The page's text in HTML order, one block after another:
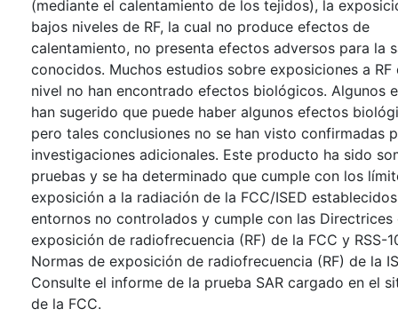
(mediante el calentamiento de los tejidos), la
bajos niveles de RF, la cual no produce efectos de
calentamiento, no presenta efectos adversos para la
conocidos. Muchos estudios sobre exposiciones a RF
nivel no han encontrado efectos biológicos. Algunos
han sugerido que puede haber algunos efectos
pero tales conclusiones no se han visto confirmadas
investigaciones adicionales. Este producto ha sido
pruebas y se ha determinado que cumple con los
exposición a la radiación de la FCC/ISED
entornos no controlados y cumple con las Directrices
exposición de radiofrecuencia (RF) de la FCC y RSS-
Normas de exposición de radiofrecuencia (RF) de la
Consulte el informe de la prueba SAR cargado en el
de la FCC.